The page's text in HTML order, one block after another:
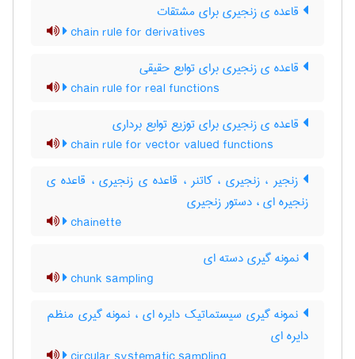
قاعده ی زنجیری برای مشتقات
chain rule for derivatives
قاعده ی زنجیری برای توابع حقیقی
chain rule for real functions
قاعده ی زنجیری برای توزیع توابع برداری
chain rule for vector valued functions
زنجیر ، زنجیری ، کاتنر ، قاعده ی زنجیری ، قاعده ی
زنجیره ای ، دستور زنجیری
chainette
نمونه گیری دسته ای
chunk sampling
نمونه گیری سیستماتیک دایره ای ، نمونه گیری منظم
دایره ای